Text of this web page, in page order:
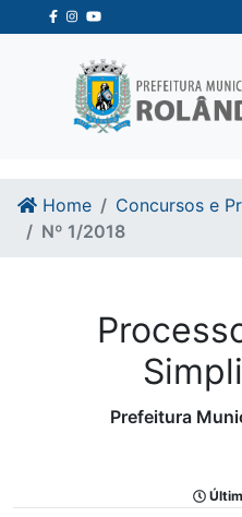
Ir para o conteudo
Ir para o fim do conteudo
Home
Concursos e
Nº 1/2018
Prefeitura